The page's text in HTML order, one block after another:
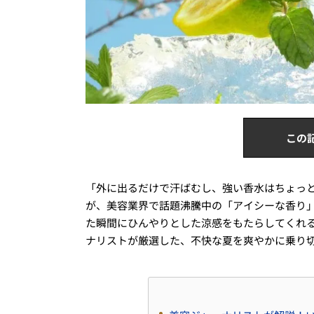
この
「外に出るだけで汗ばむし、強い香水はちょ
が、美容業界で話題沸騰中の「アイシーな香
た瞬間にひんやりとした涼感をもたらしてくれ
ナリストが厳選した、不快な夏を爽やかに乗